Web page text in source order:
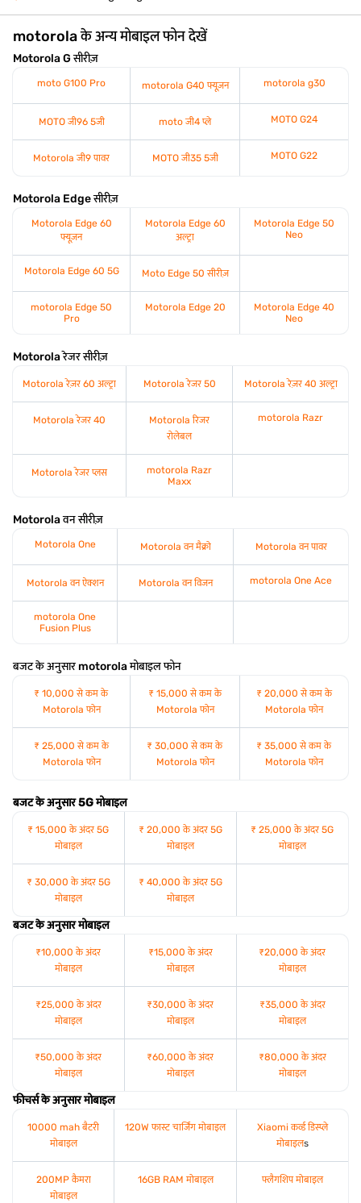
motorola के अन्य मोबाइल फोन देखें
Motorola G सीरीज़
moto G100 Pro motorola G40 फ्यूज़न motorola g30
MOTO जी96 5जी moto जी4 प्ले MOTO G24
Motorola जी9 पावर MOTO जी35 5जी MOTO G22
Motorola Edge सीरीज़
Motorola Edge 60
फ्यूज़न
Motorola Edge 60
अल्ट्रा
Motorola Edge 50
Neo
Motorola Edge 60 5G Moto Edge 50 सीरीज़
motorola Edge 50
Pro
Motorola Edge 20
Motorola Edge 40
Neo
Motorola रेजर सीरीज़
Motorola रेज़र 60 अल्ट्रा Motorola रेजर 50 Motorola रेज़र 40 अल्ट्रा
Motorola रेजर 40
Motorola रिजर
रोलेबल
motorola Razr
Motorola रेजर प्लस
motorola Razr
Maxx
Motorola वन सीरीज़
Motorola One Motorola वन मैक्रो Motorola वन पावर
Motorola वन ऐक्शन Motorola वन विजन motorola One Ace
motorola One
Fusion Plus
बजट के अनुसार motorola मोबाइल फोन
₹ 10,000 से कम के
Motorola फोन
₹ 15,000 से कम के
Motorola फोन
₹ 20,000 से कम के
Motorola फोन
₹ 25,000 से कम के
Motorola फोन
₹ 30,000 से कम के
Motorola फोन
₹ 35,000 से कम के
Motorola फोन
बजट के अनुसार 5G मोबाइल
₹ 15,000 के अंदर 5G
मोबाइल
₹ 20,000 के अंदर 5G
मोबाइल
₹ 25,000 के अंदर 5G
मोबाइल
₹ 30,000 के अंदर 5G
मोबाइल
₹ 40,000 के अंदर 5G
मोबाइल
बजट के अनुसार मोबाइल
₹10,000 के अंदर
मोबाइल
₹15,000 के अंदर
मोबाइल
₹20,000 के अंदर
मोबाइल
₹25,000 के अंदर
मोबाइल
₹30,000 के अंदर
मोबाइल
₹35,000 के अंदर
मोबाइल
₹50,000 के अंदर
मोबाइल
₹60,000 के अंदर
मोबाइल
₹80,000 के अंदर
मोबाइल
फीचर्स के अनुसार मोबाइल
10000 mah बैटरी
मोबाइल
120W फास्ट चार्जिंग मोबाइल
Xiaomi कर्व्ड डिस्प्ले
मोबाइलs
200MP कैमरा
मोबाइल
16GB RAM मोबाइल फ्लैगशिप मोबाइल